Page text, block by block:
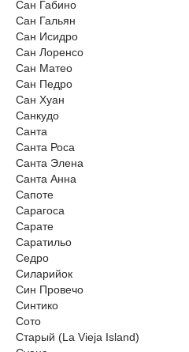
Сан Габино
Сан Гальян
Сан Исидро
Сан Лоренсо
Сан Матео
Сан Педро
Сан Хуан
Санкудо
Санта
Санта Роса
Санта Элена
Санта Анна
Сапоте
Сарагоса
Сарате
Саратильо
Седро
Силарийок
Син Провечо
Синтико
Сото
Старый (La Vieja Island)